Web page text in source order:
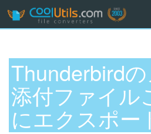
Thunderbird
添付ファイル
にエクスポー